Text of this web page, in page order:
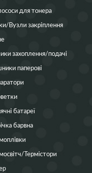
для тонера
Вузли закріплення
захоплення/подачі
паперові
батареї
барвна
Термістори